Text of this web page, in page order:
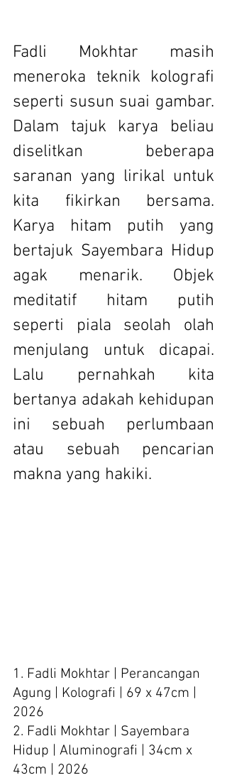
Fadli Mokhtar masih
meneroka teknik kolografi
seperti susun suai gambar.
Dalam tajuk karya beliau
diselitkan beberapa
saranan yang lirikal untuk
kita fikirkan bersama.
Karya hitam putih yang
bertajuk Sayembara Hidup
agak menarik. Objek
meditatif hitam putih
seperti piala seolah olah
menjulang untuk dicapai.
Lalu pernahkah kita
bertanya adakah kehidupan
ini sebuah perlumbaan
atau sebuah pencarian
makna yang hakiki.
1. Fadli Mokhtar | Perancangan
Agung | Kolografi | 69 x 47cm |
2026
2. Fadli Mokhtar | Sayembara
Hidup | Aluminografi | 34cm x
43cm | 2026